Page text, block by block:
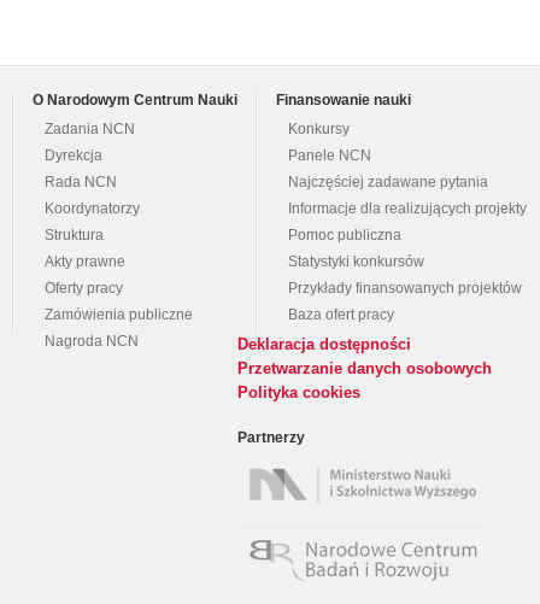
O Narodowym Centrum Nauki
Zadania NCN
Dyrekcja
Rada NCN
Koordynatorzy
Struktura
Akty prawne
Oferty pracy
Zamówienia publiczne
Nagroda NCN
Finansowanie nauki
Konkursy
Panele NCN
Najczęściej zadawane pytania
Informacje dla realizujących projekty
Pomoc publiczna
Statystyki konkursów
Przykłady finansowanych projektów
Baza ofert pracy
Deklaracja dostępności
Przetwarzanie danych osobowych
Polityka cookies
Partnerzy